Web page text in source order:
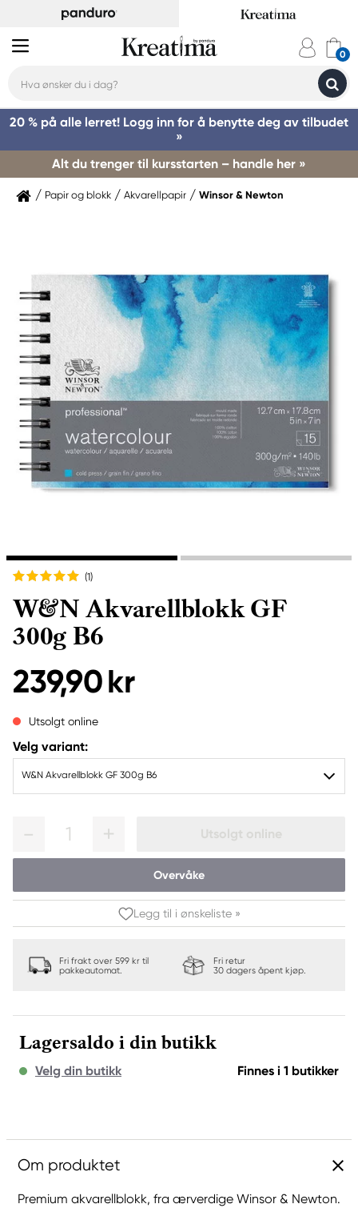
20 % på alle lerret! Logg inn for å benytte deg av tilbudet
»
Alt du trenger til kursstarten – handle her »
Papir og blokk Akvarellpapir Winsor & Newton
(1)
W&N Akvarellblokk GF
300g B6
239,90 kr
Utsolgt online
Velg variant:
W&N Akvarellblokk GF 300g B6
1 Utsolgt online
Overvåke
Legg til i ønskeliste »
Fri frakt over 599 kr til
pakkeautomat.
Fri retur
30 dagers åpent kjøp.
Lagersaldo i din butikk
Velg din butikk Finnes i 1 butikker
Om produktet
Premium akvarellblokk, fra ærverdige Winsor & Newton.